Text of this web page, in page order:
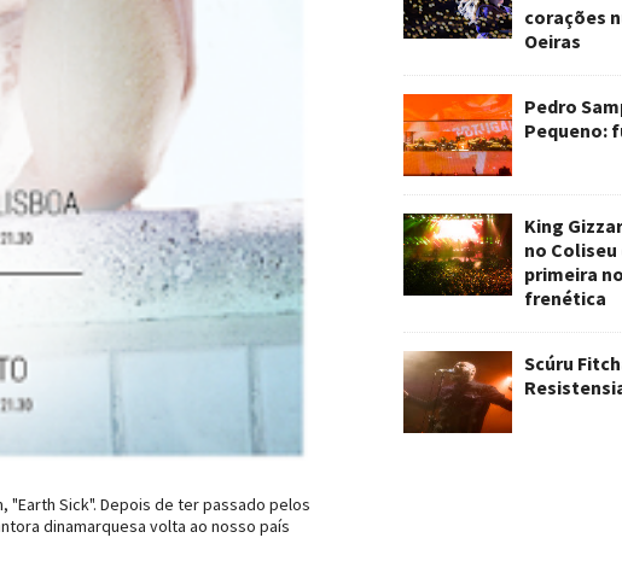
"Earth Sick". Depois de ter passado pelos
dinamarquesa volta ao nosso país
corações
Oeiras
Pedro
Pequeno:
King
no Coliseu
primeira
frenética
Scúru